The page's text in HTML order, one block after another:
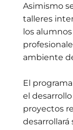
Asimismo
talleres
los
ambiente
El
el
proyectos
desarrollará